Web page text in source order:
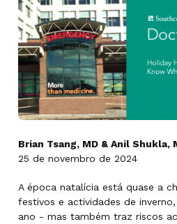
Brian Tsang, MD & Anil Shukla,
25 de novembro de 2024
A época natalícia está quase a
festivos e actividades de
ano - mas também traz riscos